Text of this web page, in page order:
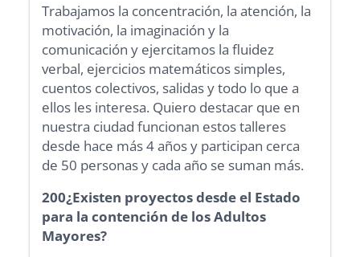
Trabajamos la concentración, la atención, la
motivación, la imaginación y la
comunicación y ejercitamos la fluidez
verbal, ejercicios matemáticos simples,
cuentos colectivos, salidas y todo lo que a
ellos les interesa. Quiero destacar que en
nuestra ciudad funcionan estos talleres
desde hace más 4 años y participan cerca
de 50 personas y cada año se suman más.
200¿Existen proyectos desde el Estado
para la contención de los Adultos
Mayores?